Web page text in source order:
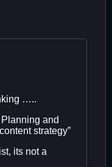
…..
and
strategy”
its not a